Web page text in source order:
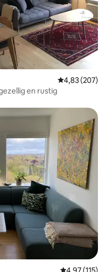
Gemiddelde
4,83 (207)
en rustig